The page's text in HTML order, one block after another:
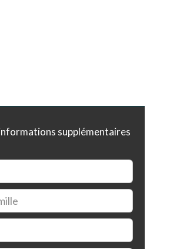
supplémentaires